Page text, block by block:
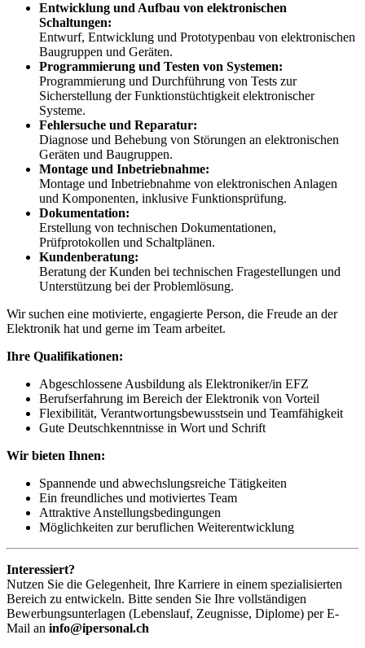
Entwicklung und Aufbau von elektronischen
Schaltungen:
Entwurf, Entwicklung und Prototypenbau von elektronischen
Baugruppen und Geräten.
Programmierung und Testen von Systemen:
Programmierung und Durchführung von Tests zur
Sicherstellung der Funktionstüchtigkeit elektronischer
Systeme.
Fehlersuche und Reparatur:
Diagnose und Behebung von Störungen an elektronischen
Geräten und Baugruppen.
Montage und Inbetriebnahme:
Montage und Inbetriebnahme von elektronischen Anlagen
und Komponenten, inklusive Funktionsprüfung.
Dokumentation:
Erstellung von technischen Dokumentationen,
Prüfprotokollen und Schaltplänen.
Kundenberatung:
Beratung der Kunden bei technischen Fragestellungen und
Unterstützung bei der Problemlösung.
Wir suchen eine motivierte, engagierte Person, die Freude an der
Elektronik hat und gerne im Team arbeitet.
Ihre Qualifikationen:
Abgeschlossene Ausbildung als Elektroniker/in EFZ
Berufserfahrung im Bereich der Elektronik von Vorteil
Flexibilität, Verantwortungsbewusstsein und Teamfähigkeit
Gute Deutschkenntnisse in Wort und Schrift
Wir bieten Ihnen:
Spannende und abwechslungsreiche Tätigkeiten
Ein freundliches und motiviertes Team
Attraktive Anstellungsbedingungen
Möglichkeiten zur beruflichen Weiterentwicklung
Interessiert?
Nutzen Sie die Gelegenheit, Ihre Karriere in einem spezialisierten
Bereich zu entwickeln. Bitte senden Sie Ihre vollständigen
Bewerbungsunterlagen (Lebenslauf, Zeugnisse, Diplome) per E-
Mail an info@ipersonal.ch